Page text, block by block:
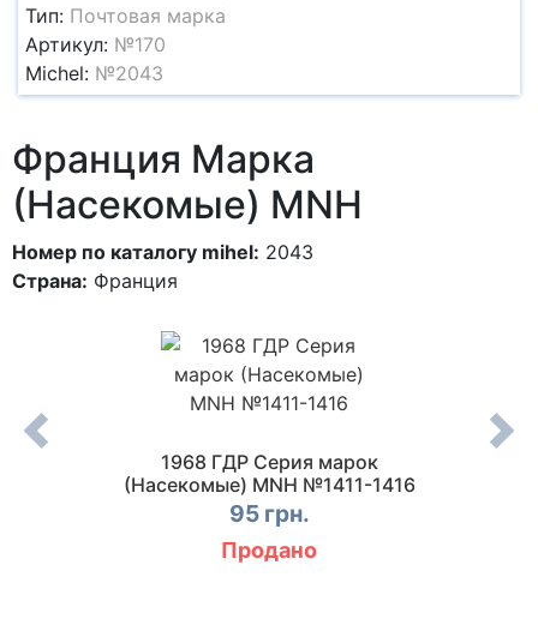
Тип: Почтовая марка
Артикул: №170
Michel: №2043
Франция Марка
(Насекомые) MNH
Номер по каталогу mihel: 2043
Страна: Франция
1968 ГДР Серия марок
(Насекомые) MNH №1411-1416
95 грн.
Продано